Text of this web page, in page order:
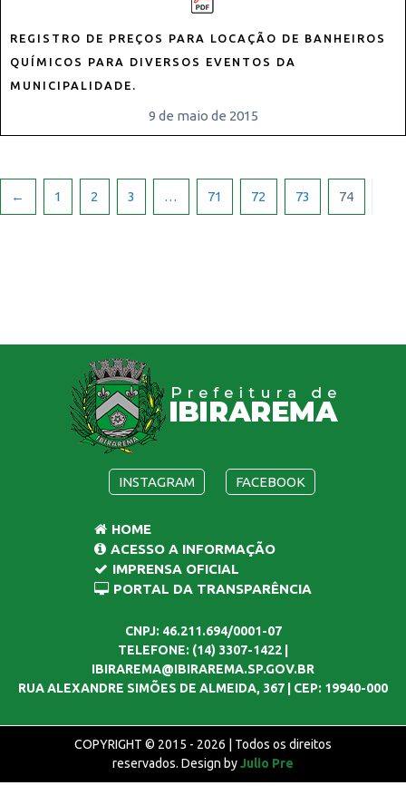
REGISTRO DE PREÇOS PARA LOCAÇÃO DE BANHEIROS
QUÍMICOS PARA DIVERSOS EVENTOS DA
MUNICIPALIDADE.
9 de maio de 2015
← 1 2 3 … 71 72 73 74
INSTAGRAM FACEBOOK
HOME
ACESSO A INFORMAÇÃO
IMPRENSA OFICIAL
PORTAL DA TRANSPARÊNCIA
CNPJ: 46.211.694/0001-07
TELEFONE: (14) 3307-1422 |
IBIRAREMA@IBIRAREMA.SP.GOV.BR
RUA ALEXANDRE SIMÕES DE ALMEIDA, 367 | CEP: 19940-000
COPYRIGHT © 2015 - 2026 | Todos os direitos
reservados. Design byJulio Pre